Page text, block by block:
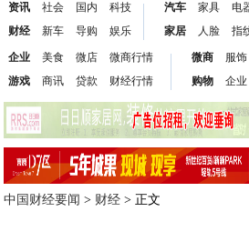
资讯
财经
社会
新车
国内
导购
科技
娱乐
汽车
家居
家具
人脸
电
指
企业
游戏
美食
商讯
微店
贷款
微商行情
财经行情
微商
购物
服饰
企业
中国财经要闻 > 财经 > 正文